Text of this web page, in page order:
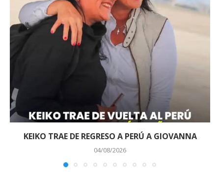
KEIKO TRAE DE REGRESO A PERÚ A GIOVANNA
04/08/2026